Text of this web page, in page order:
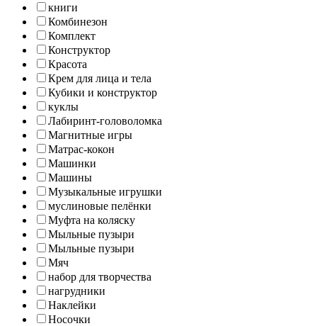
книги
Комбинезон
Комплект
Конструктор
Красота
Крем для лица и тела
Кубики и конструктор
куклы
Лабиринт-головоломка
Магнитные игры
Матрас-кокон
Машинки
Машины
Музыкальные игрушки
муслиновые пелёнки
Муфта на коляску
Мыльные пузыри
Мыльные пузыри
Мяч
набор для творчества
нагрудники
Наклейки
Носочки